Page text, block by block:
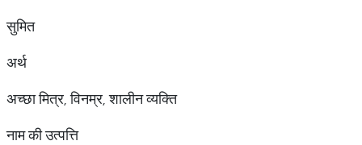
सुमित
अर्थ
अच्छा मित्र, विनम्र, शालीन व्यक्ति
नाम की उत्पत्ति